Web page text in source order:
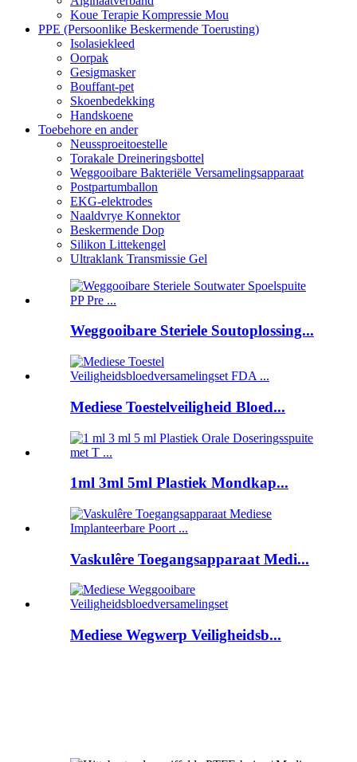
Koue Terapie Kompressie Mou
PPE (Persoonlike Beskermende Toerusting)
Isolasiekleed
Oorpak
Gesigmasker
Bouffant-pet
Skoenbedekking
Handskoene
Toebehore en ander
Neussproeitoestelle
Torakale Dreineringsbottel
Weggooibare Bakteriële Versamelingsapparaat
Postpartumballon
EKG-elektrodes
Naaldvrye Konnektor
Beskermende Dop
Silikon Littekengel
Ultraklank Transmissie Gel
Weggooibare Steriele Soutoplossing...
Mediese Toestelveiligheid Bloed...
1ml 3ml 5ml Plastiek Mondkap...
Vaskulêre Toegangsapparaat Medi...
Mediese Wegwerp Veiligheidsb...